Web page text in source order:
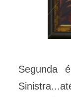
Segunda